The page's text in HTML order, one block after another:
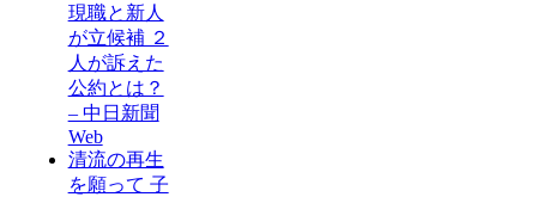
現職と新人
が立候補 ２
人が訴えた
公約とは？
– 中日新聞
Web
清流の再生
を願って 子